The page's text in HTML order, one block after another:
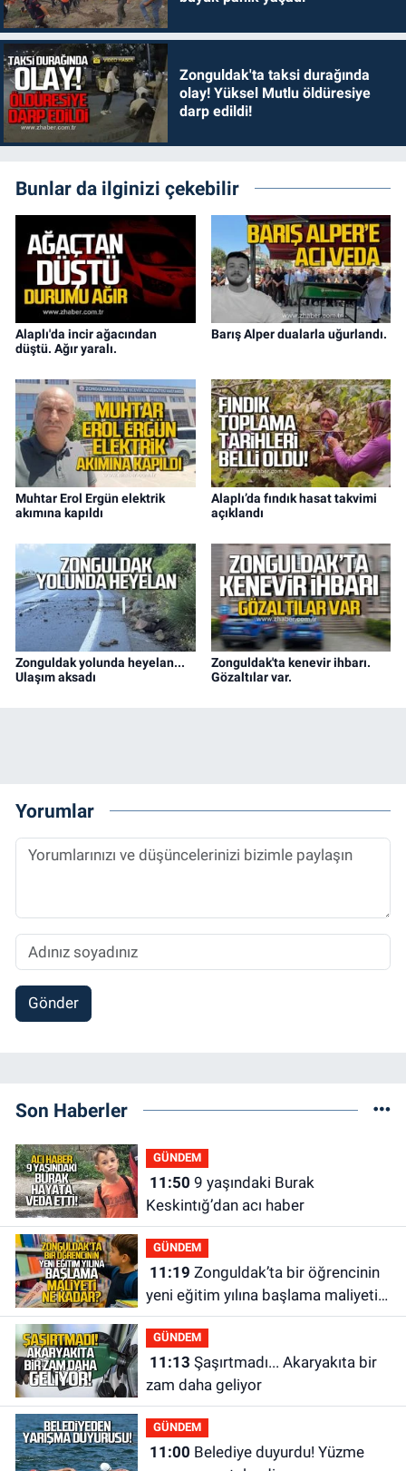
Zonguldak'ta taksi durağında
olay! Yüksel Mutlu öldüresiye
darp edildi!
Bunlar da ilginizi çekebilir
Alaplı'da incir ağacından
düştü. Ağır yaralı.
Barış Alper dualarla uğurlandı.
Muhtar Erol Ergün elektrik
akımına kapıldı
Alaplı’da fındık hasat takvimi
açıklandı
Zonguldak yolunda heyelan...
Ulaşım aksadı
Zonguldak'ta kenevir ihbarı.
Gözaltılar var.
Yorumlar
Gönder
Son Haberler
GÜNDEM
11:50
Keskintığ’dan acı haber
GÜNDEM
11:19
yeni eğitim yılına başlama maliyeti
ne kadar?
GÜNDEM
11:13
zam daha geliyor
GÜNDEM
11:00